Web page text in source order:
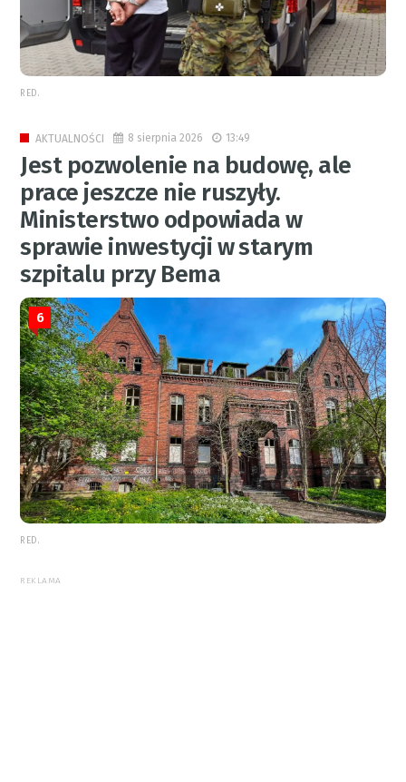
RED.
AKTUALNOŚCI 8 sierpnia 2026 13:49
Jest pozwolenie na budowę, ale
prace jeszcze nie ruszyły.
Ministerstwo odpowiada w
sprawie inwestycji w starym
szpitalu przy Bema
6
RED.
REKLAMA